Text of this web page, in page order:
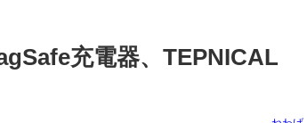
充電器、TEPNICAL